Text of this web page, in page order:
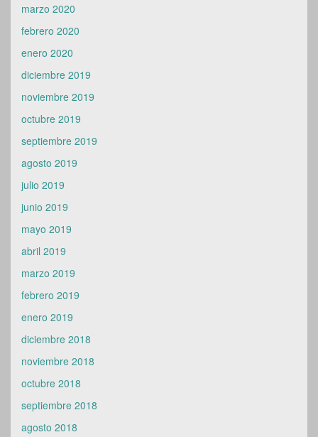
marzo 2020
febrero 2020
enero 2020
diciembre 2019
noviembre 2019
octubre 2019
septiembre 2019
agosto 2019
julio 2019
junio 2019
mayo 2019
abril 2019
marzo 2019
febrero 2019
enero 2019
diciembre 2018
noviembre 2018
octubre 2018
septiembre 2018
agosto 2018